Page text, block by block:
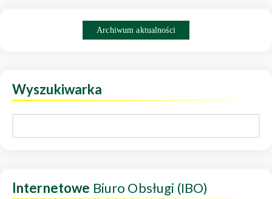
Archiwum aktualności
Wyszukiwarka
Internetowe Biuro Obsługi (IBO)